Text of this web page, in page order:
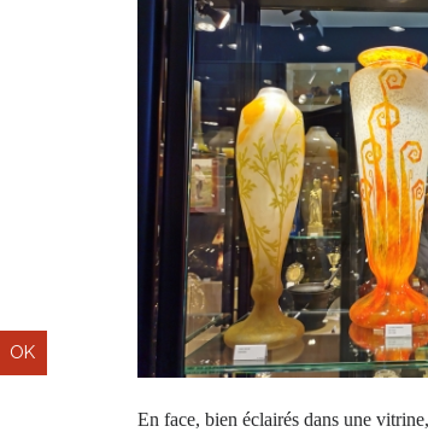
En face, bien éclairés dans une